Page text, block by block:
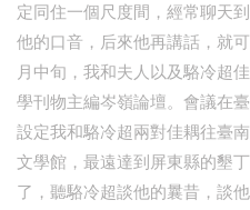
定同住一個尺度間，經常聊天
他的口音，后來他再講話，就
月中旬，我和夫人以及駱冷超
學刊物主編岑嶺論壇。會議在
設定我和駱冷超兩對佳耦往臺
文學館，最遠達到屏東縣的墾
了，聽駱冷超談他的曩昔，談